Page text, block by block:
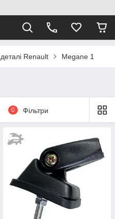
Renault Megane 1
0 Фільтри